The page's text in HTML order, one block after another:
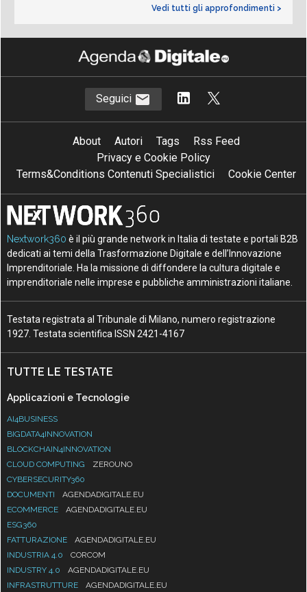
Vedi tutti gli approfondimenti >
Seguici
About Autori Tags
Rss Feed
Privacy e Cookie Policy
Terms&Conditions Contenuti Specialistici
Cookie Center
Nextwork360 è il più grande network in Italia di testate e portali B2B
dedicati ai temi della Trasformazione Digitale e dell’Innovazione
Imprenditoriale. Ha la missione di diffondere la cultura digitale e
imprenditoriale nelle imprese e pubbliche amministrazioni italiane.
Testata registrata al Tribunale di Milano, numero registrazione
1927. Testata scientifica ISSN 2421-4167
TUTTE LE TESTATE
Applicazioni e Tecnologie
AI4BUSINESS
BIGDATA4INNOVATION
BLOCKCHAIN4INNOVATION
CLOUD COMPUTING
ZEROUNO
CYBERSECURITY360
DOCUMENTI
AGENDADIGITALE.EU
ECOMMERCE
AGENDADIGITALE.EU
ESG360
FATTURAZIONE
AGENDADIGITALE.EU
INDUSTRIA 4.0
CORCOM
INDUSTRY 4.0
AGENDADIGITALE.EU
INFRASTRUTTURE
AGENDADIGITALE.EU